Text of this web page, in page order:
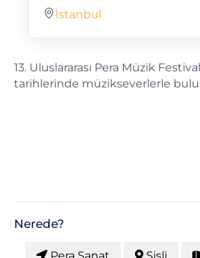
İstanbul
13. Uluslararası Pera Müzik
tarihlerinde müzikseverlerle
Nerede?